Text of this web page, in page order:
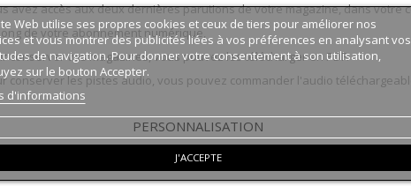
avez accès aux deux dernières parutions de votre magazine, dans
de votre abonnement numérique,
conserver vos magazines, vous pouvez les télécharger en PDF.
conserver les pistes audio, vous pouvez commander l'audio
Web utilise ses propres cookies et ceux de tiers pour améliorer nos
et vous montrer des publicités liées à vos préférences en analysant vos
de navigation. Pour donner votre consentement à son utilisation,
sur le bouton Accepter.
d'informations
PERSONNALISATION
J'ACCEPTE